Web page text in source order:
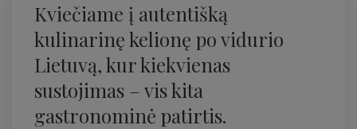
Kviečiame į autentišką
kulinarinę kelionę po vidurio
Lietuvą, kur kiekvienas
sustojimas – vis kita
gastronominė patirtis.